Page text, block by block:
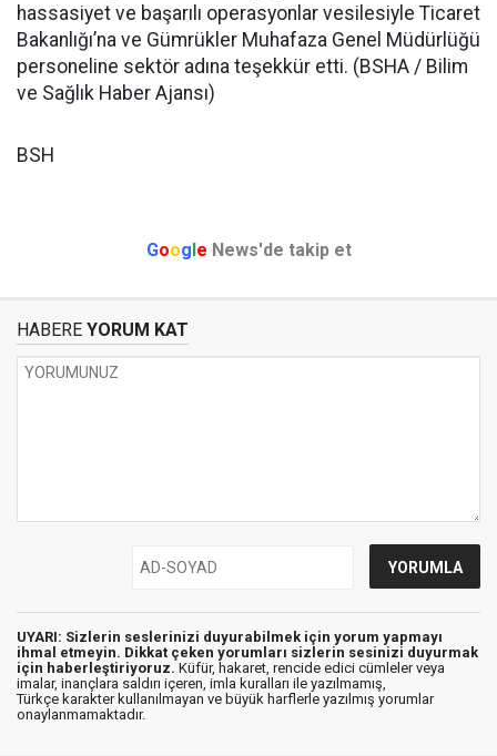
hassasiyet ve başarılı operasyonlar vesilesiyle Ticaret
Bakanlığı’na ve Gümrükler Muhafaza Genel Müdürlüğü
personeline sektör adına teşekkür etti. (BSHA / Bilim
ve Sağlık Haber Ajansı)
BSH
Google News'de takip et
HABERE YORUM KAT
UYARI: Sizlerin seslerinizi duyurabilmek için yorum yapmayı
ihmal etmeyin. Dikkat çeken yorumları sizlerin sesinizi duyurmak
için haberleştiriyoruz. Küfür, hakaret, rencide edici cümleler veya
imalar, inançlara saldırı içeren, imla kuralları ile yazılmamış,
Türkçe karakter kullanılmayan ve büyük harflerle yazılmış yorumlar
onaylanmamaktadır.